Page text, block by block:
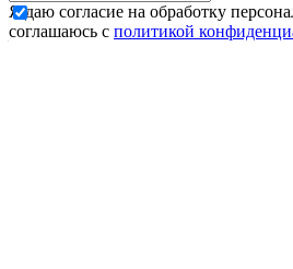
Я даю согласие на обработку
соглашаюсь с политикой